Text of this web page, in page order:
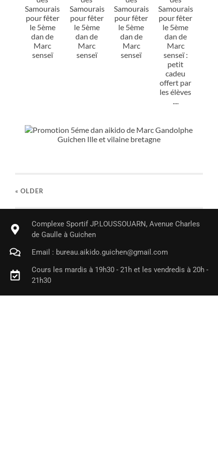
« OLDER
Complexe Sportif JP.LOUSSOUARN, Avenue Charles
de Gaulle à Guichen
Email : bureau.aikido.guichen@gmail.com
Cours les mardis à 19h30 - 21h et les vendredis à 20h -
21h30